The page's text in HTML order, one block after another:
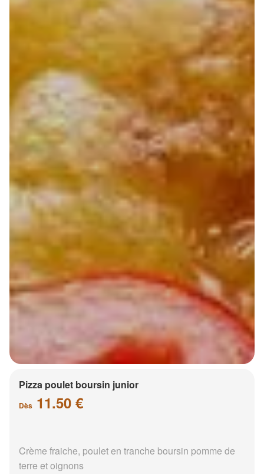
Pizza poulet boursin junior
Dès 11.50 €
Crème fraiche, poulet en tranche boursin pomme de
terre et oignons